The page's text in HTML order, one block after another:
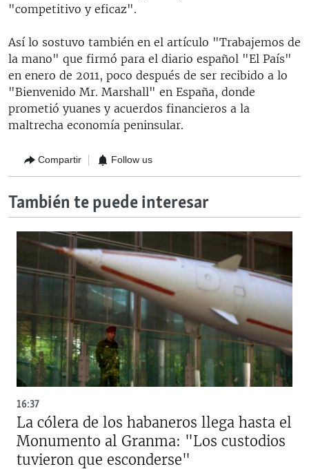
"competitivo y eficaz".
Así lo sostuvo también en el artículo "Trabajemos de
la mano" que firmó para el diario español "El País"
en enero de 2011, poco después de ser recibido a lo
"Bienvenido Mr. Marshall" en España, donde
prometió yuanes y acuerdos financieros a la
maltrecha economía peninsular.
Compartir Follow us
También te puede interesar
16:37
La cólera de los habaneros llega hasta el
Monumento al Granma: "Los custodios
tuvieron que esconderse"